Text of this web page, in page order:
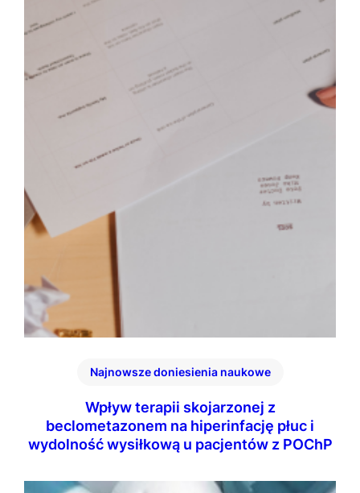
Najnowsze doniesienia naukowe
Wpływ terapii skojarzonej z
beclometazonem na hiperinfację płuc i
wydolność wysiłkową u pacjentów z POChP